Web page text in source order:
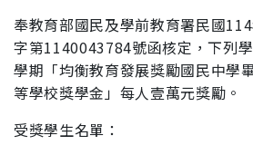
奉教育部國民及學前教育署民國
字第1140043784號函核定，下列
學期「均衡教育發展獎勵國民中學
等學校獎學金」每人壹萬元獎勵。
受獎學生名單：